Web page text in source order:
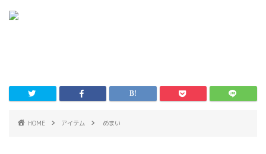
HOME アイテム めまい